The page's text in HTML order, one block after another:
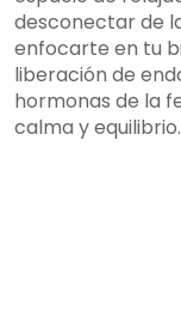
desconectar de
enfocarte en tu
liberación de
hormonas de la
calma y equilibrio.